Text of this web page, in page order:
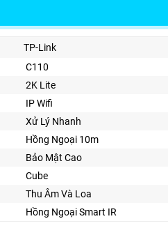
TP-Link
C110
2K Lite
IP Wifi
Xử Lý Nhanh
Hồng Ngoại 10m
Bảo Mật Cao
Cube
Thu Âm Và Loa
Hồng Ngoại Smart IR